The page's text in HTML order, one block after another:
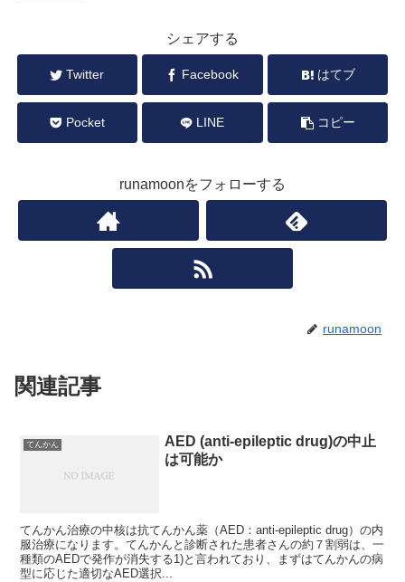
シェアする
Twitter Facebook はてブ
Pocket LINE コピー
runamoonをフォローする
runamoon
関連記事
てんかん
AED (anti-epileptic drug)の中止
は可能か
てんかん治療の中核は抗てんかん薬（AED：anti-epileptic drug）の内
服治療になります。てんかんと診断された患者さんの約７割弱は、一
種類のAEDで発作が消失する1)と言われており、まずはてんかんの病
型に応じた適切なAED選択...